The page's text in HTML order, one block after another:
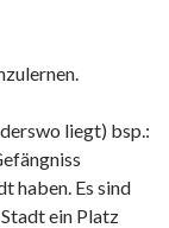
liegt) bsp.:
haben. Es sind
ein Platz